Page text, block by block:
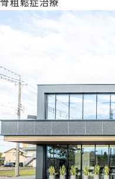
骨粗鬆症治療